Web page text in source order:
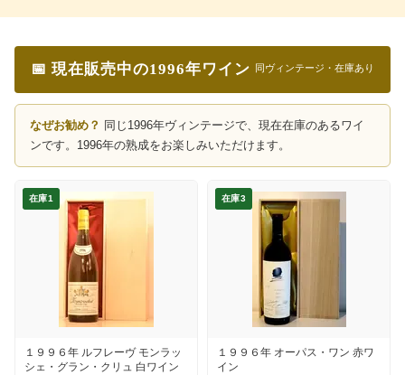
📅 現在販売中の1996年ワイン 同ヴィンテージ・在庫あり
なぜお勧め？ 同じ1996年ヴィンテージで、現在在庫のあるワイ
ンです。1996年の熟成をお楽しみいただけます。
在庫1
１９９６年 ルフレーヴ モンラッ
シェ・グラン・クリュ 白ワイン
在庫3
１９９６年 オーパス・ワン 赤ワ
イン